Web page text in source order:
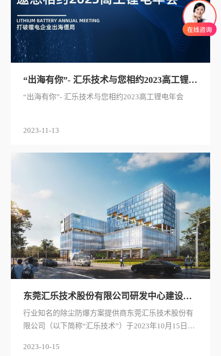
“出海有你”- 汇乐技术与您相约2023高工锂电年会
“出海有你”- 汇乐技术与您相约2023高工锂电年会
2023-11-13
东莞汇乐技术股份有限公司研发中心建设项目奠基仪式隆重举行
行业知名的除尘防爆方案提供商东莞汇乐技术股份有
限公司（以下简称“汇乐技术”）于2023年10月15日在
举行了研发中心建设项目奠基仪式。
2023-10-15